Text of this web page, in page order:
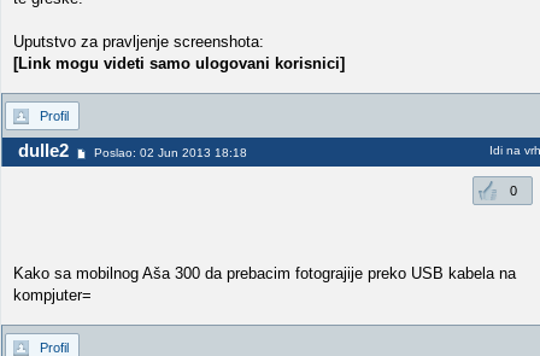
Uputstvo za pravljenje screenshota:
[Link mogu videti samo ulogovani korisnici]
Profil
dulle2 Poslao: 02 Jun 2013 18:18 Idi na vrh
0
Kako sa mobilnog Aša 300 da prebacim fotograjije preko USB kabela na
kompjuter=
Profil